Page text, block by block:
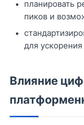
планировать
пиков и
для
Влияние